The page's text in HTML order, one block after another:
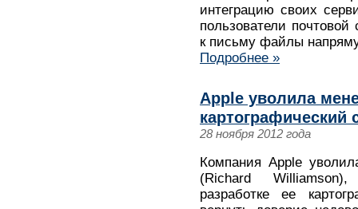
интеграцию своих
пользователи
к письму файлы
Подробнее »
Apple уволила
картографический
28 ноября 2012 года
Компания Apple
(Richard
разработке ее